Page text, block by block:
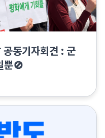
동기자회견 : 군
뿐🚫